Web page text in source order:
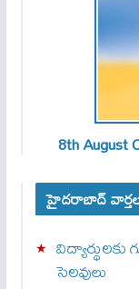
8th August
హైదరాబాద్
సెలవులు